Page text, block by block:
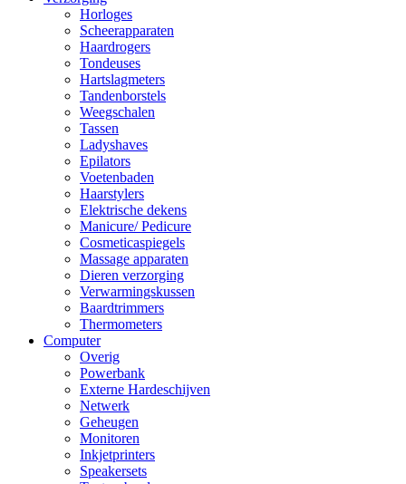
Horloges
Scheerapparaten
Haardrogers
Tondeuses
Hartslagmeters
Tandenborstels
Weegschalen
Tassen
Ladyshaves
Epilators
Voetenbaden
Haarstylers
Elektrische dekens
Manicure/ Pedicure
Cosmeticaspiegels
Massage apparaten
Dieren verzorging
Verwarmingskussen
Baardtrimmers
Thermometers
Computer
Overig
Powerbank
Externe Hardeschijven
Netwerk
Geheugen
Monitoren
Inkjetprinters
Speakersets